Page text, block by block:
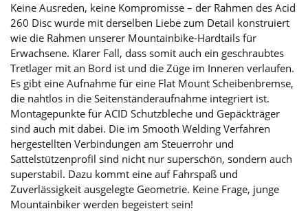
Keine Ausreden, keine Kompromisse – der Rahmen des Acid
260 Disc wurde mit derselben Liebe zum Detail konstruiert
wie die Rahmen unserer Mountainbike-Hardtails für
Erwachsene. Klarer Fall, dass somit auch ein geschraubtes
Tretlager mit an Bord ist und die Züge im Inneren verlaufen.
Es gibt eine Aufnahme für eine Flat Mount Scheibenbremse,
die nahtlos in die Seitenständeraufnahme integriert ist.
Montagepunkte für ACID Schutzbleche und Gepäckträger
sind auch mit dabei. Die im Smooth Welding Verfahren
hergestellten Verbindungen am Steuerrohr und
Sattelstützenprofil sind nicht nur superschön, sondern auch
superstabil. Dazu kommt eine auf Fahrspaß und
Zuverlässigkeit ausgelegte Geometrie. Keine Frage, junge
Mountainbiker werden begeistert sein!